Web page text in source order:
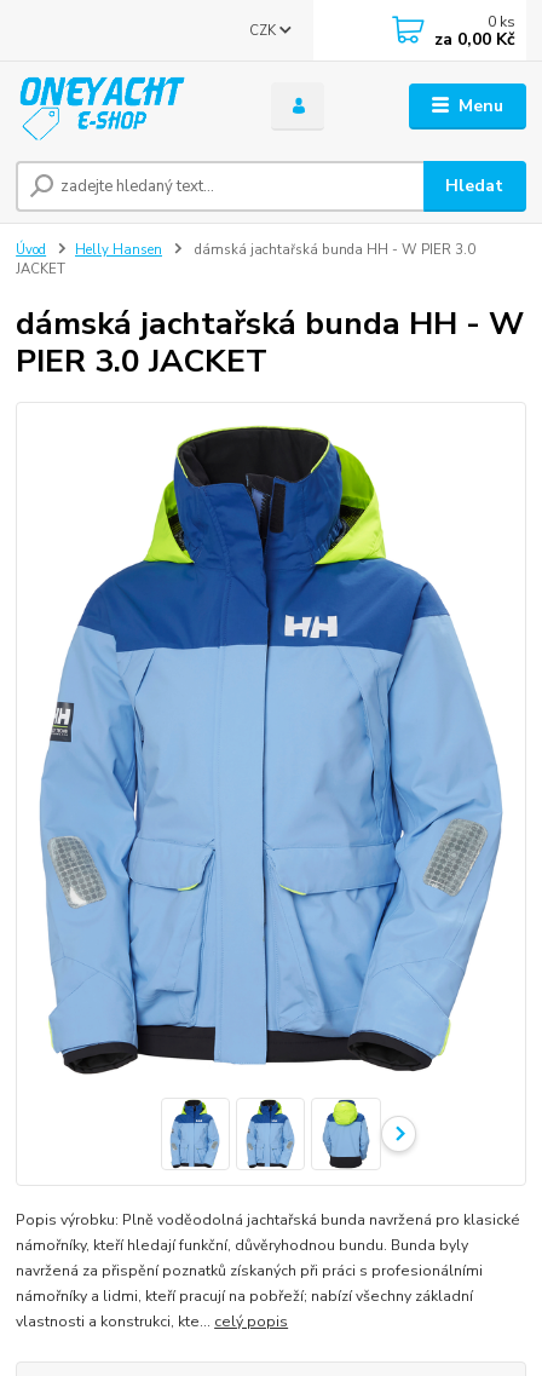
Menu
CZK
Hledat
0 ks
za 0,00 Kč
Úvod Helly Hansen
dámská jachtařská bunda HH - W PIER 3.0
JACKET
dámská jachtařská bunda HH - W
PIER 3.0 JACKET
Popis výrobku: Plně voděodolná jachtařská bunda navržená pro klasické
námořníky, kteří hledají funkční, důvěryhodnou bundu. Bunda byly
navržená za přispění poznatků získaných při práci s profesionálními
námořníky a lidmi, kteří pracují na pobřeží; nabízí všechny základní
vlastnosti a konstrukci, kte... celý popis